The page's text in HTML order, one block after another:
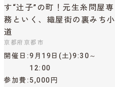
す“辻子”の町！元生糸問屋専
務といく、織屋街の裏みち小
道
京都府京都市
開催日
9月19日(土)9:30～
12:00
参加費 5,000円